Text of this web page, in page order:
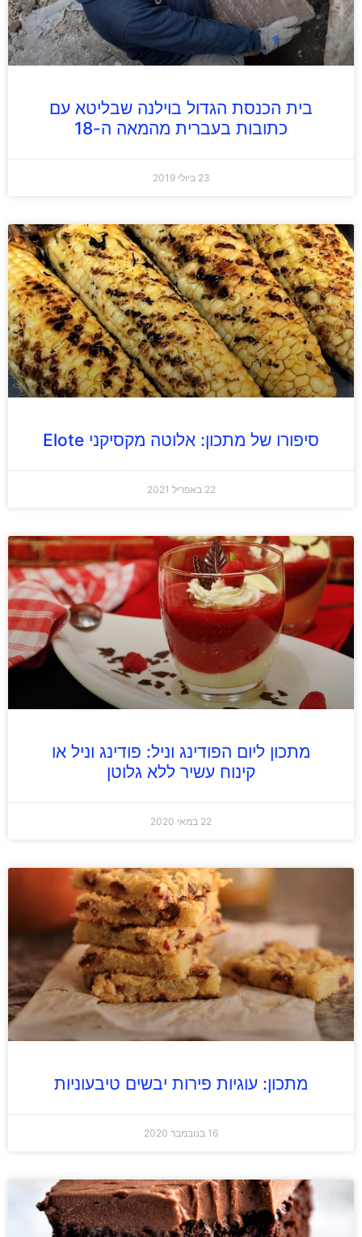
בית הכנסת הגדול בוילנה שבליטא עם
כתובות בעברית מהמאה ה-18
23 ביולי 2019
סיפורו של מתכון: אלוטה מקסיקני Elote
22 באפריל 2021
מתכון ליום הפודינג וניל: פודינג וניל או
קינוח עשיר ללא גלוטן
22 במאי 2020
מתכון: עוגיות פירות יבשים טיבעוניות
16 בנובמבר 2020